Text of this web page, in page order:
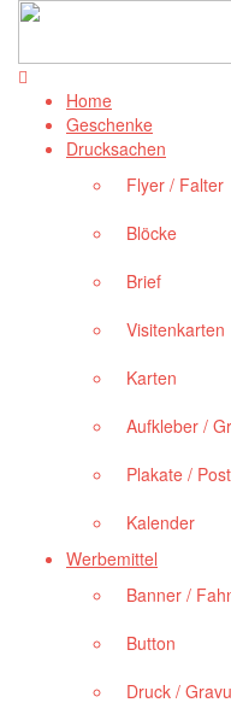
Home
Geschenke
Drucksachen
Flyer / Falter
Blöcke
Brief
Visitenkarten
Karten
Aufkleber /
Plakate /
Kalender
Werbemittel
Banner /
Button
Druck /